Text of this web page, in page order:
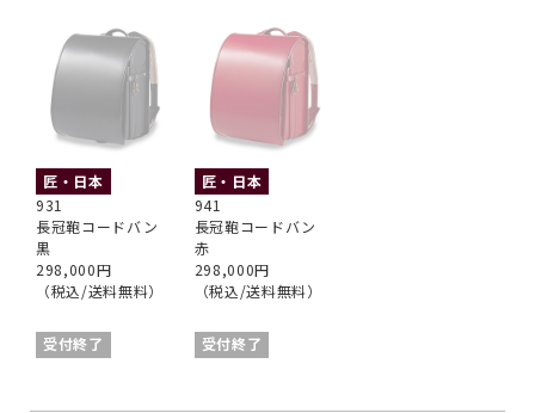
匠・日本
931
長冠鞄コードバン
黒
298,000円
（税込/送料無料）
受付終了
匠・日本
941
長冠鞄コードバン
赤
298,000円
（税込/送料無料）
受付終了